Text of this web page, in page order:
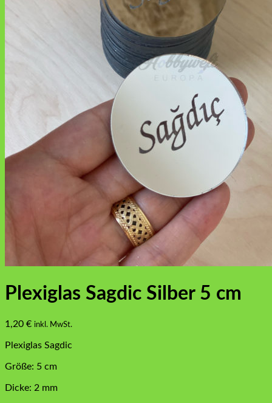
Plexiglas Sagdic Silber 5 cm
1,20 € inkl. MwSt.
Plexiglas Sagdic
Größe: 5 cm
Dicke: 2 mm